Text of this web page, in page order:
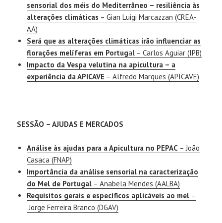
sensorial dos méis do Mediterrâneo – resiliência às
alterações climáticas – Gian Luigi Marcazzan (CREA-
AA)
Será que as alterações climáticas irão influenciar as
florações melíferas em Portugal – Carlos Aguiar (IPB)
Impacto da Vespa velutina na apicultura – a
experiência da APICAVE – Alfredo Marques (APICAVE)
SESSÃO – AJUDAS E MERCADOS
Análise às ajudas para a Apicultura no PEPAC – João
Casaca (FNAP)
Importância da análise sensorial na caracterização
do Mel de Portugal – Anabela Mendes (AALBA)
Requisitos gerais e específicos aplicáveis ao mel –
Jorge Ferreira Branco (DGAV)